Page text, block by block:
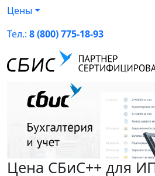
Цены
Тел.: 8 (800) 775-18-93
Цена СБиС++ для